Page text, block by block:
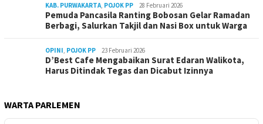
KAB. PURWAKARTA, POJOK PP 28 Februari 2026
Pemuda Pancasila Ranting Bobosan Gelar Ramadan
Berbagi, Salurkan Takjil dan Nasi Box untuk Warga
OPINI, POJOK PP 23 Februari 2026
D’Best Cafe Mengabaikan Surat Edaran Walikota,
Harus Ditindak Tegas dan Dicabut Izinnya
WARTA PARLEMEN